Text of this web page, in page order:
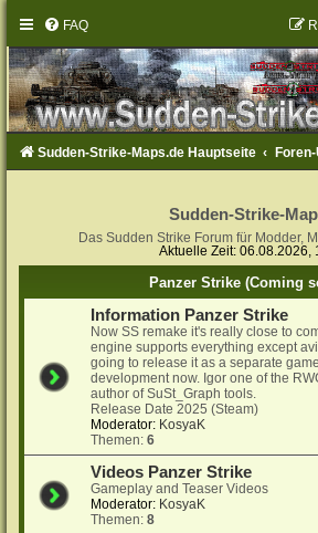
FAQ
Sudden-Strike-Maps.de Hauptseite
Sudden-Strike-
Das Sudden Strike Forum für Modder,
Aktuelle Zeit: 06.08.2026,
Panzer Strike (Coming
Information Panzer Strike
Now SS remake it's really close to
engine supports everything except
going to release it as a separate
development now. Igor one of the
author of SuSt_Graph tools.
Release Date 2025 (Steam)
Moderator: KosyaK
Themen:6
Videos Panzer Strike
Gameplay and Teaser Videos
Moderator: KosyaK
Themen:8